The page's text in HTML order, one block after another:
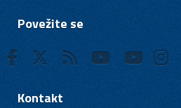
Povežite se
Kontakt